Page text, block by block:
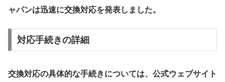
ャパンは迅速に交換対応を発表しました。
対応手続きの詳細
交換対応の具体的な手続きについては、公式ウェブサイト